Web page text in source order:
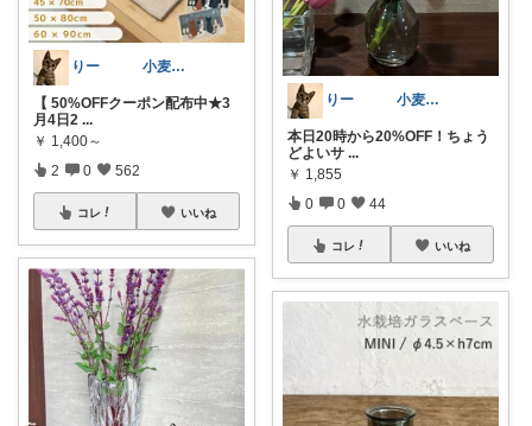
りー 小麦収穫8月中旬まで？
【 50%OFFクーポン配布中★3
月4日2 ...
￥ 1,400～
2 0 562
コレ いいね
りー 小麦収穫8月中旬まで？
本日20時から20%OFF！ちょう
どよいサ ...
￥ 1,855
0 0 44
コレ いいね